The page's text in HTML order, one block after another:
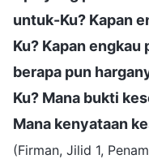
untuk-Ku? Kapan
Ku? Kapan
berapa pun
Ku? Mana bukti
Mana kenyataan
(Firman, Jilid 1,